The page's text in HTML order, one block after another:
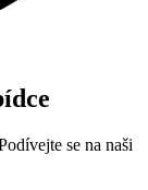
se na naši